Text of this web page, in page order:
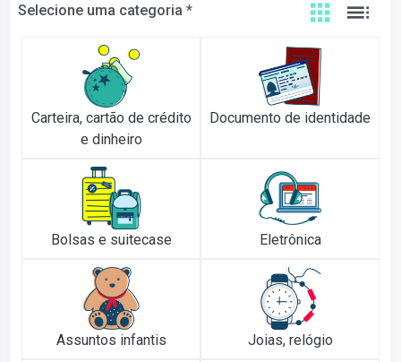
Selecione uma categoria *
Carteira, cartão de crédito
e dinheiro
Documento de identidade
Bolsas e suitecase Eletrônica
Assuntos infantis Joias, relógio